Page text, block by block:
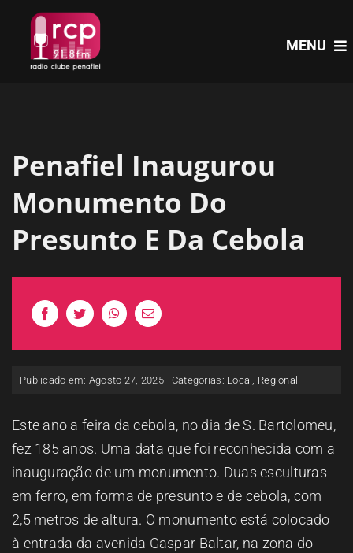
content
MENU
PROGRAMAS
A RCP
CONTACTOS
OUVIR
Penafiel Inaugurou
Monumento Do
Presunto E Da Cebola
Publicado em: Agosto 27, 2025 Categorias: Local Regional
Este ano a feira da cebola, no dia de S. Bartolomeu,
fez 185 anos. Uma data que foi reconhecida com a
inauguração de um monumento. Duas esculturas
em ferro, em forma de presunto e de cebola, com
2,5 metros de altura. O monumento está colocado
à entrada da avenida Gaspar Baltar, na zona do